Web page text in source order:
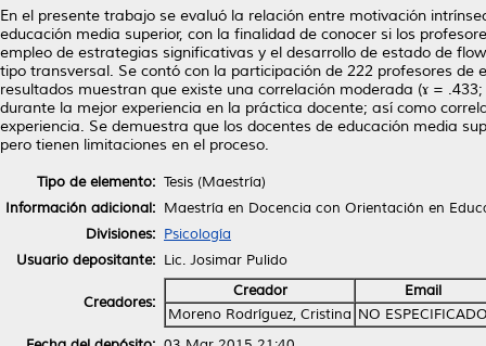
En el presente trabajo se evaluó la relación entre motivación
educación media superior, con la finalidad de conocer si los
empleo de estrategias significativas y el desarrollo de estado de
tipo transversal. Se contó con la participación de 222 profesores
resultados muestran que existe una correlación moderada (ɤ =
durante la mejor experiencia en la práctica docente; así como
experiencia. Se demuestra que los docentes de educación media
pero tienen limitaciones en el proceso.
Tipo de elemento: Tesis (Maestría)
Información adicional: Maestría en Docencia con Orientación en
Divisiones: Psicología
Usuario depositante: Lic. Josimar Pulido
Creadores:
Creador
Email
Moreno Rodríguez, Cristina NO